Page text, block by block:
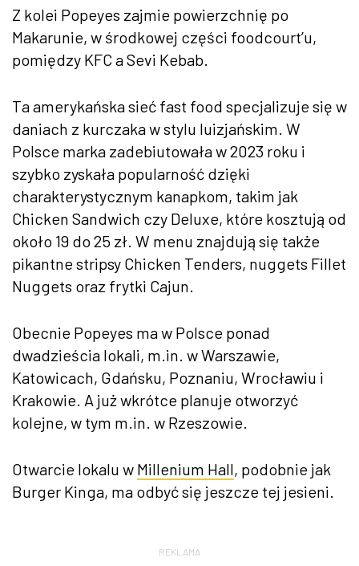
Z kolei Popeyes zajmie powierzchnię po
Makarunie, w środkowej części foodcourt’u,
pomiędzy KFC a Sevi Kebab.
Ta amerykańska sieć fast food specjalizuje się w
daniach z kurczaka w stylu luizjańskim. W
Polsce marka zadebiutowała w 2023 roku i
szybko zyskała popularność dzięki
charakterystycznym kanapkom, takim jak
Chicken Sandwich czy Deluxe, które kosztują od
około 19 do 25 zł. W menu znajdują się także
pikantne stripsy Chicken Tenders, nuggets Fillet
Nuggets oraz frytki Cajun.
Obecnie Popeyes ma w Polsce ponad
dwadzieścia lokali, m.in. w Warszawie,
Katowicach, Gdańsku, Poznaniu, Wrocławiu i
Krakowie. A już wkrótce planuje otworzyć
kolejne, w tym m.in. w Rzeszowie.
Otwarcie lokalu w Millenium Hall, podobnie jak
Burger Kinga, ma odbyć się jeszcze tej jesieni.
REKLAMA